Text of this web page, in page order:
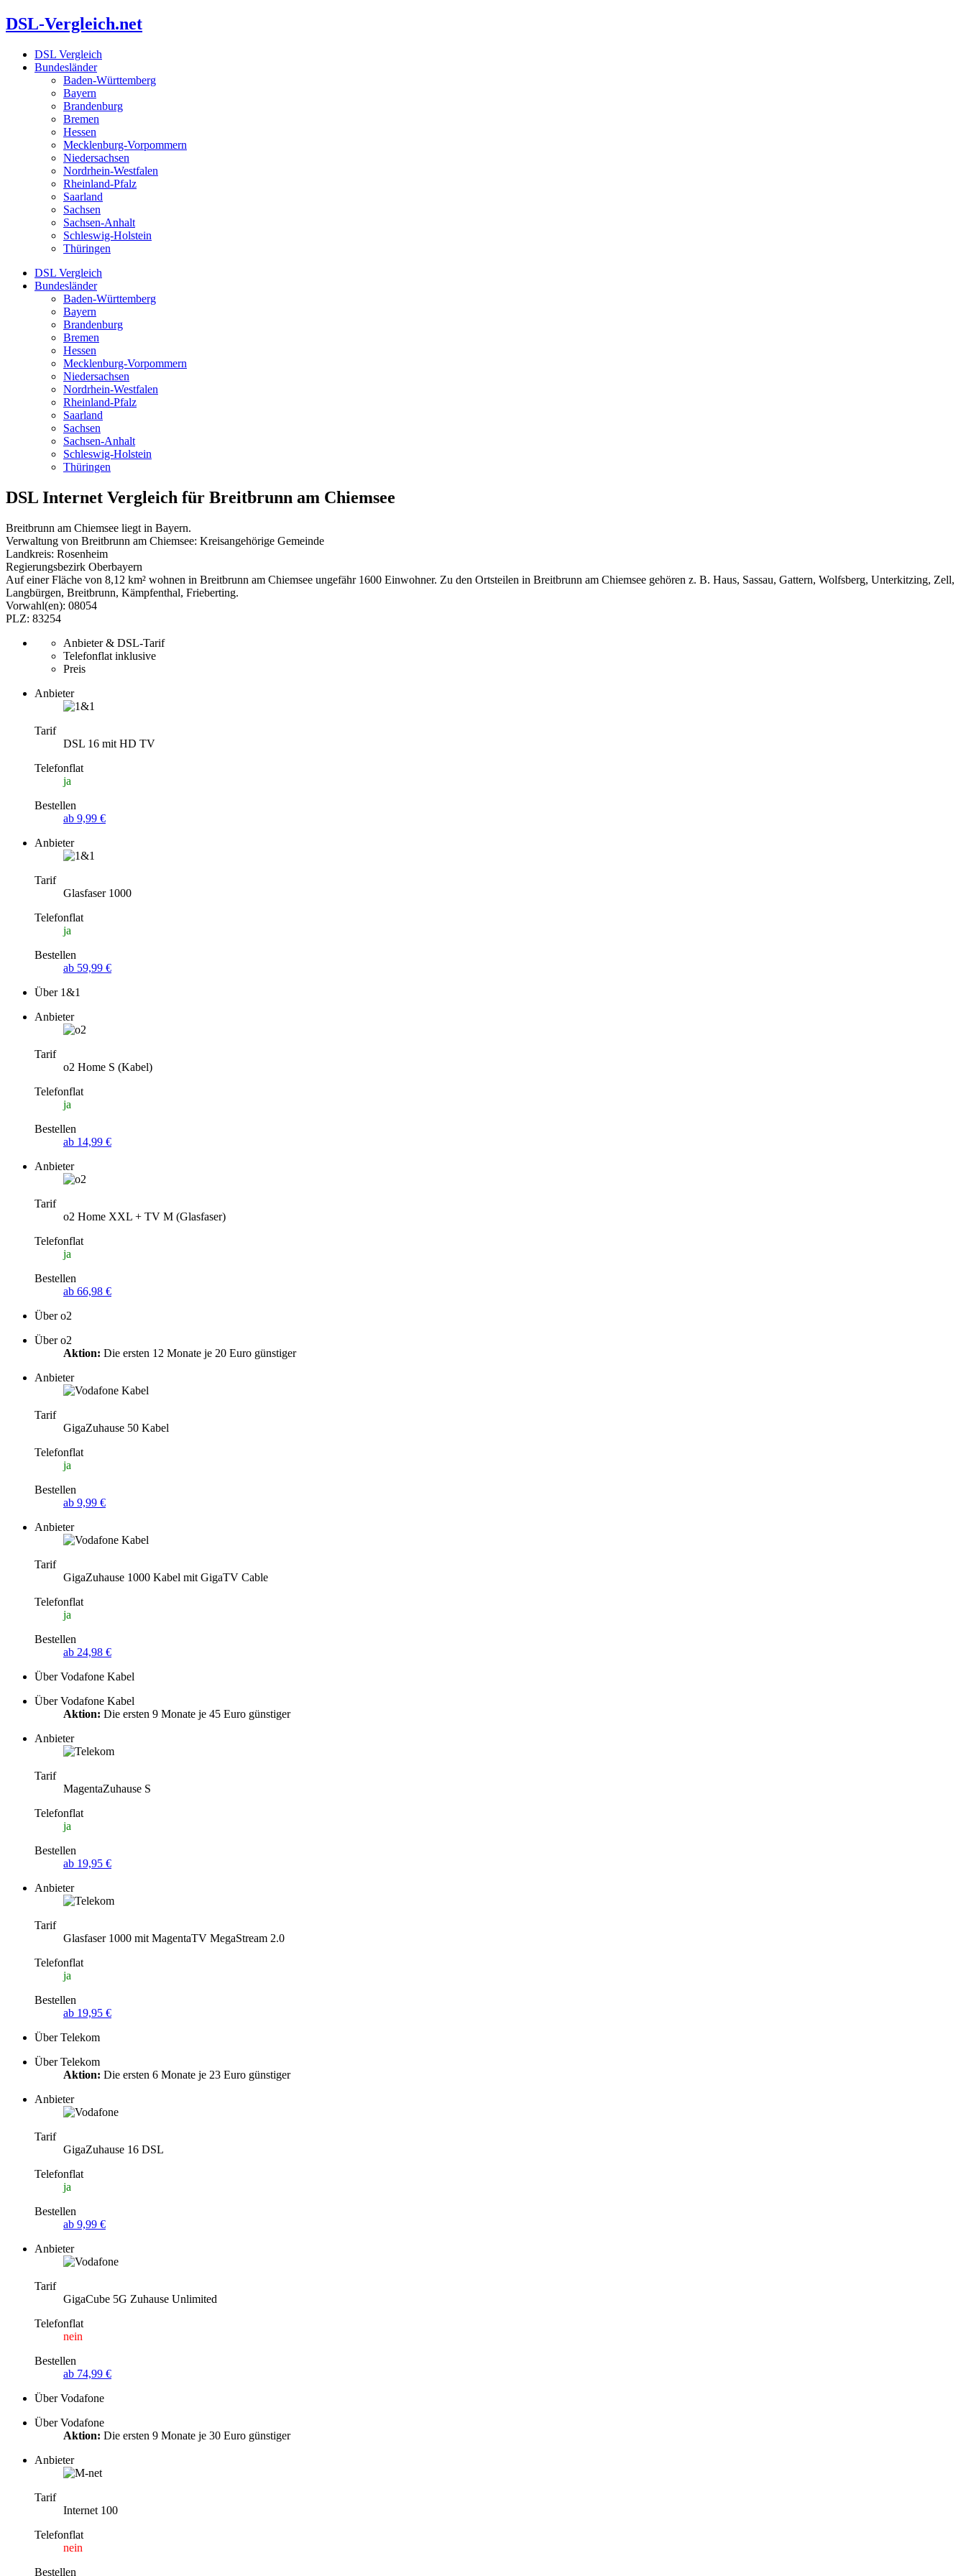
Zum
Inhalt
DSL-Vergleich.net
DSL Vergleich
Bundesländer
Baden-Württemberg
Bayern
Brandenburg
Bremen
Hessen
Mecklenburg-Vorpommern
Niedersachsen
Nordrhein-Westfalen
Rheinland-Pfalz
Saarland
Sachsen
Sachsen-Anhalt
Schleswig-Holstein
Thüringen
DSL Vergleich
Bundesländer
Baden-Württemberg
Bayern
Brandenburg
Bremen
Hessen
Mecklenburg-Vorpommern
Niedersachsen
Nordrhein-Westfalen
Rheinland-Pfalz
Saarland
Sachsen
Sachsen-Anhalt
Schleswig-Holstein
Thüringen
DSL Internet Vergleich für Breitbrunn am Chiemsee
Breitbrunn am Chiemsee liegt in Bayern.
Verwaltung von Breitbrunn am Chiemsee: Kreisangehörige Gemeinde
Landkreis: Rosenheim
Regierungsbezirk Oberbayern
Auf einer Fläche von 8,12 km² wohnen in Breitbrunn am Chiemsee ungefähr 1600 Einwohner. Zu den Ortsteilen in Breitbrunn am Chiemsee gehören z. B. Haus, Sassau, Gattern, Wolfsberg, Unterkitzing, Zell,
Langbürgen, Breitbrunn, Kämpfenthal, Frieberting.
Vorwahl(en): 08054
PLZ: 83254
Anbieter & DSL-Tarif
Telefonflat inklusive
Preis
Anbieter
Tarif
DSL 16 mit HD TV
Telefonflat
ja
Bestellen
ab 9,99 €
Anbieter
Tarif
Glasfaser 1000
Telefonflat
ja
Bestellen
ab 59,99 €
Über 1&1
Anbieter
Tarif
o2 Home S (Kabel)
Telefonflat
ja
Bestellen
ab 14,99 €
Anbieter
Tarif
o2 Home XXL + TV M (Glasfaser)
Telefonflat
ja
Bestellen
ab 66,98 €
Über o2
Über o2
Aktion: Die ersten 12 Monate je 20 Euro günstiger
Anbieter
Tarif
GigaZuhause 50 Kabel
Telefonflat
ja
Bestellen
ab 9,99 €
Anbieter
Tarif
GigaZuhause 1000 Kabel mit GigaTV Cable
Telefonflat
ja
Bestellen
ab 24,98 €
Über Vodafone Kabel
Über Vodafone Kabel
Aktion: Die ersten 9 Monate je 45 Euro günstiger
Anbieter
Tarif
MagentaZuhause S
Telefonflat
ja
Bestellen
ab 19,95 €
Anbieter
Tarif
Glasfaser 1000 mit MagentaTV MegaStream 2.0
Telefonflat
ja
Bestellen
ab 19,95 €
Über Telekom
Über Telekom
Aktion: Die ersten 6 Monate je 23 Euro günstiger
Anbieter
Tarif
GigaZuhause 16 DSL
Telefonflat
ja
Bestellen
ab 9,99 €
Anbieter
Tarif
GigaCube 5G Zuhause Unlimited
Telefonflat
nein
Bestellen
ab 74,99 €
Über Vodafone
Über Vodafone
Aktion: Die ersten 9 Monate je 30 Euro günstiger
Anbieter
Tarif
Internet 100
Telefonflat
nein
Bestellen